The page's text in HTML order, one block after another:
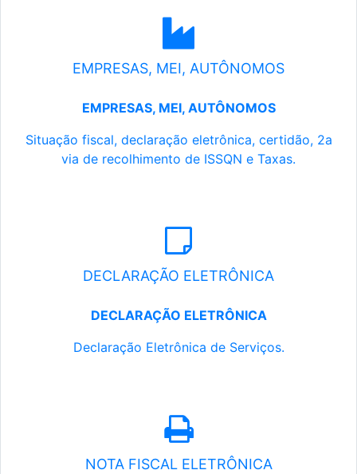
EMPRESAS, MEI, AUTÔNOMOS
EMPRESAS, MEI, AUTÔNOMOS
Situação fiscal, declaração eletrônica, certidão, 2a
via de recolhimento de ISSQN e Taxas.
DECLARAÇÃO ELETRÔNICA
DECLARAÇÃO ELETRÔNICA
Declaração Eletrônica de Serviços.
NOTA FISCAL ELETRÔNICA